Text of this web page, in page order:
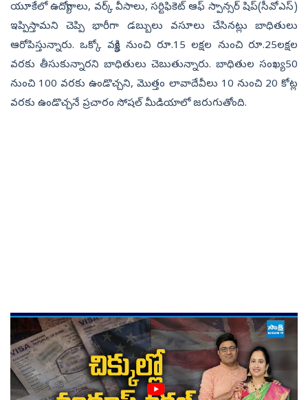
యూకేలో ఉద్యోగాలు, వర్క్‌ వీసాలు, సర్టిఫికెట్‌ ఆఫ్‌ స్పాన్సర్‌ షిప్‌(సీవోఎస్‌)
ఇప్పిస్తామని చెప్పి భారీగా డబ్బులు వసూలు చేసినట్లు బాధితులు
ఆరోపిస్తున్నారు. ఒక్కో వ్యక్తి నుంచి రూ.15 లక్షల నుంచి రూ.25లక్షల
వరకు తీసుకున్నారని బాధితులు చెబుతున్నారు. బాధితుల సంఖ్య 50
నుంచి 100 వరకు ఉండొచ్చని, మొత్తం లావాదేవీలు 10 నుంచి 20 కోట్ల
వరకు ఉండొచ్చనే ప్రచారం సోషల్‌ మీడియాలో జరుగుతోంది.